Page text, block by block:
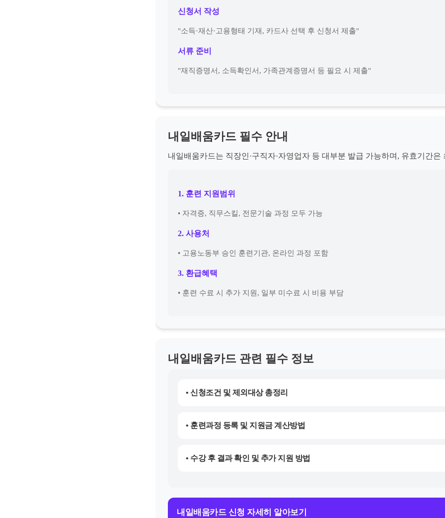
신청서 작성
"소득·재산·고용형태 기재, 카드사 선택 후 신청서 제출"
서류 준비
"재직증명서, 소득확인서, 가족관계증명서 등 필요 시 제출"
내일배움카드 필수 안내
내일배움카드는 직장인·구직자·자영업자 등 대부분 발급 가능하며, 유효기간은
1. 훈련 지원범위
• 자격증, 직무스킬, 전문기술 과정 모두 가능
2. 사용처
• 고용노동부 승인 훈련기관, 온라인 과정 포함
3. 환급혜택
• 훈련 수료 시 추가 지원, 일부 미수료 시 비용 부담
내일배움카드 관련 필수 정보
• 신청조건 및 제외대상 총정리
• 훈련과정 등록 및 지원금 계산방법
• 수강 후 결과 확인 및 추가 지원 방법
내일배움카드 신청 자세히 알아보기